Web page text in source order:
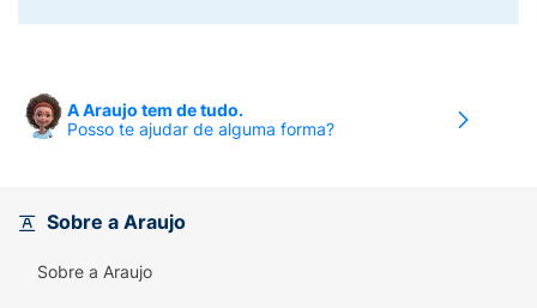
A Araujo tem de tudo.
Posso te ajudar de alguma forma?
Sobre a Araujo
Sobre a Araujo